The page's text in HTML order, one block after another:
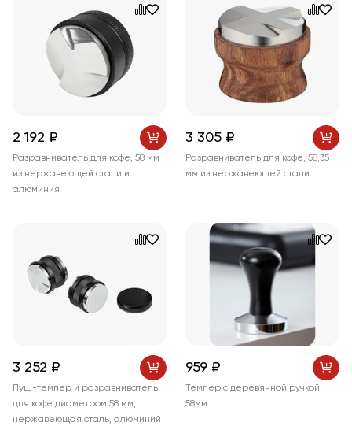
2 192 ₽
Разравниватель для кофе, 58 мм
из нержавеющей стали и
алюминия
3 305 ₽
Разравниватель для кофе, 58,35
мм из нержавеющей стали
3 252 ₽
Пуш-темпер и разравниватель
для кофе диаметром 58 мм,
нержавеющая сталь, алюминий
959 ₽
Темпер с деревянной ручкой
58мм